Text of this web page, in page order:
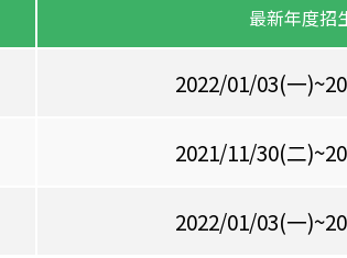
最新年度招
2022/01/03(一
2021/11/30(二
2022/01/03(一